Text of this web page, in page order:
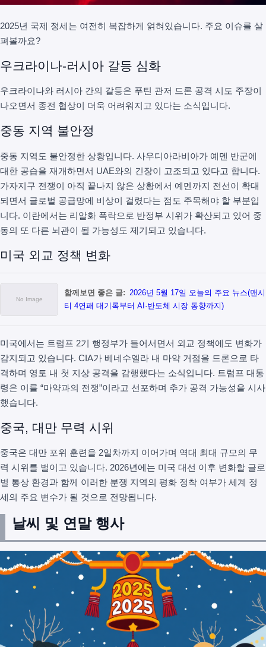
2025년 국제 정세는 여전히 복잡하게 얽혀있습니다. 주요 이슈를 살
펴볼까요?
우크라이나-러시아 갈등 심화
우크라이나와 러시아 간의 갈등은 푸틴 관저 드론 공격 시도 주장이
나오면서 종전 협상이 더욱 어려워지고 있다는 소식입니다.
중동 지역 불안정
중동 지역도 불안정한 상황입니다. 사우디아라비아가 예멘 반군에
대한 공습을 재개하면서 UAE와의 긴장이 고조되고 있다고 합니다.
가자지구 전쟁이 아직 끝나지 않은 상황에서 예멘까지 전선이 확대
되면서 글로벌 공급망에 비상이 걸렸다는 점도 주목해야 할 부분입
니다. 이란에서는 리알화 폭락으로 반정부 시위가 확산되고 있어 중
동의 또 다른 뇌관이 될 가능성도 제기되고 있습니다.
미국 외교 정책 변화
함께보면 좋은 글: 2026년 5월 17일 오늘의 주요 뉴스(맨시
티 4연패 대기록부터 AI·반도체 시장 동향까지)
미국에서는 트럼프 2기 행정부가 들어서면서 외교 정책에도 변화가
감지되고 있습니다. CIA가 베네수엘라 내 마약 거점을 드론으로 타
격하며 영토 내 첫 지상 공격을 감행했다는 소식입니다. 트럼프 대통
령은 이를 “마약과의 전쟁”이라고 선포하며 추가 공격 가능성을 시사
했습니다.
중국, 대만 무력 시위
중국은 대만 포위 훈련을 2일차까지 이어가며 역대 최대 규모의 무
력 시위를 벌이고 있습니다. 2026년에는 미국 대선 이후 변화할 글로
벌 통상 환경과 함께 이러한 분쟁 지역의 평화 정착 여부가 세계 정
세의 주요 변수가 될 것으로 전망됩니다.
날씨 및 연말 행사